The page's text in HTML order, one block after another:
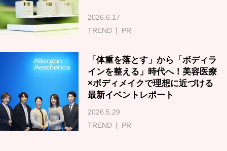
2026.6.17
TREND
PR
「体重を落とす」から「ボディラ
インを整える」時代へ！美容医療
×ボディメイクで理想に近づける
最新イベントレポート
2026.5.29
TREND
PR